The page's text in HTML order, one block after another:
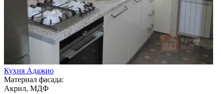
Кухня Адажио
Материал фасада:
Акрил, МДФ